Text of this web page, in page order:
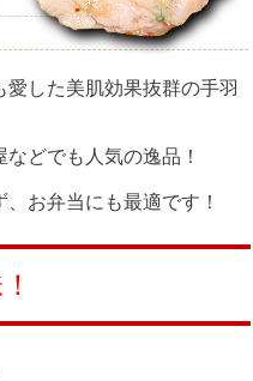
した美肌効果抜群の手羽
どでも人気の逸品！
お弁当にも最適です！